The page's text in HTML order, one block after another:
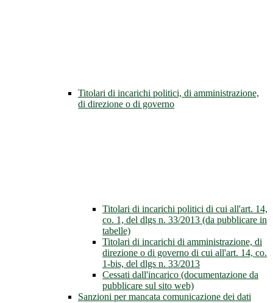
Titolari di incarichi politici, di amministrazione,
di direzione o di governo
Titolari di incarichi politici di cui all'art. 14,
co. 1, del dlgs n. 33/2013 (da pubblicare in
tabelle)
Titolari di incarichi di amministrazione, di
direzione o di governo di cui all'art. 14, co.
1-bis, del dlgs n. 33/2013
Cessati dall'incarico (documentazione da
pubblicare sul sito web)
Sanzioni per mancata comunicazione dei dati